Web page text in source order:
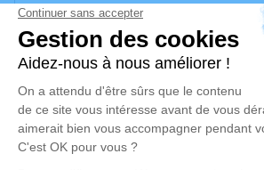
Nous vous invitons à utiliser cet
laisser vos condoléances, partager
souvenirs, une anecdote ou
à travers des poèmes ou des
est un lieu d'expression dédié à
mémoire de Francis Emile
Je